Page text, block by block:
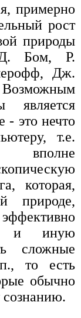
примерно
рост
природы
(Д. Бом, Р.
Дж.
является
- это нечто
т.е.
вполне
которая,
природе,
и иную
сложные
то есть
обычно